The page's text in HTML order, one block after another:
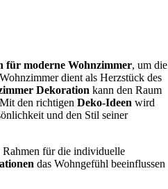
für moderne Wohnzimmer, um die
dient als Herzstück des
Dekoration kann den Raum
den richtigen Deko-Ideen wird
und den Stil seiner
Rahmen für die individuelle
das Wohngefühl beeinflussen